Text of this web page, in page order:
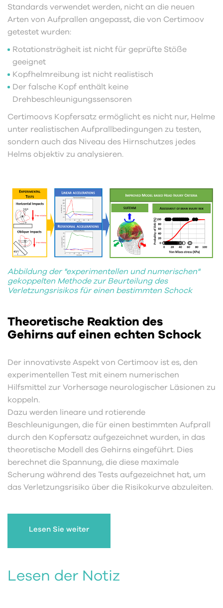
Standards verwendet werden, nicht an die neuen
Arten von Aufprallen angepasst, die von Certimoov
getestet wurden:
Rotationsträgheit ist nicht für geprüfte Stöße
geeignet
Kopfhelmreibung ist nicht realistisch
Der falsche Kopf enthält keine
Drehbeschleunigungssensoren
Certimoovs Kopfersatz ermöglicht es nicht nur, Helme
unter realistischen Aufprallbedingungen zu testen,
sondern auch das Niveau des Hirnschutzes jedes
Helms objektiv zu analysieren.
Theoretische Reaktion des
Gehirns auf einen echten Schock
Der innovativste Aspekt von Certimoov ist es, den
experimentellen Test mit einem numerischen
Hilfsmittel zur Vorhersage neurologischer Läsionen zu
koppeln.
Dazu werden lineare und rotierende
Beschleunigungen, die für einen bestimmten Aufprall
durch den Kopfersatz aufgezeichnet wurden, in das
theoretische Modell des Gehirns eingeführt. Dies
berechnet die Spannung, die diese maximale
Scherung während des Tests aufgezeichnet hat, um
das Verletzungsrisiko über die Risikokurve abzuleiten.
Abbildung der "experimentellen und numerischen"
gekoppelten Methode zur Beurteilung des
Verletzungsrisikos für einen bestimmten Schock
Lesen Sie weiter
Lesen der Notiz